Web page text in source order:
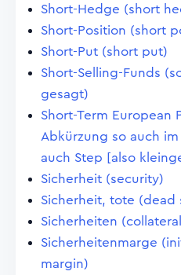
Short-Hedge (short
Short-Position (short
Short-Put (short put)
Short-Selling-Funds
gesagt)
Short-Term European
Abkürzung so auch
auch Step [also
Sicherheit (security)
Sicherheit, tote (dead
Sicherheiten
Sicherheitenmarge
margin)